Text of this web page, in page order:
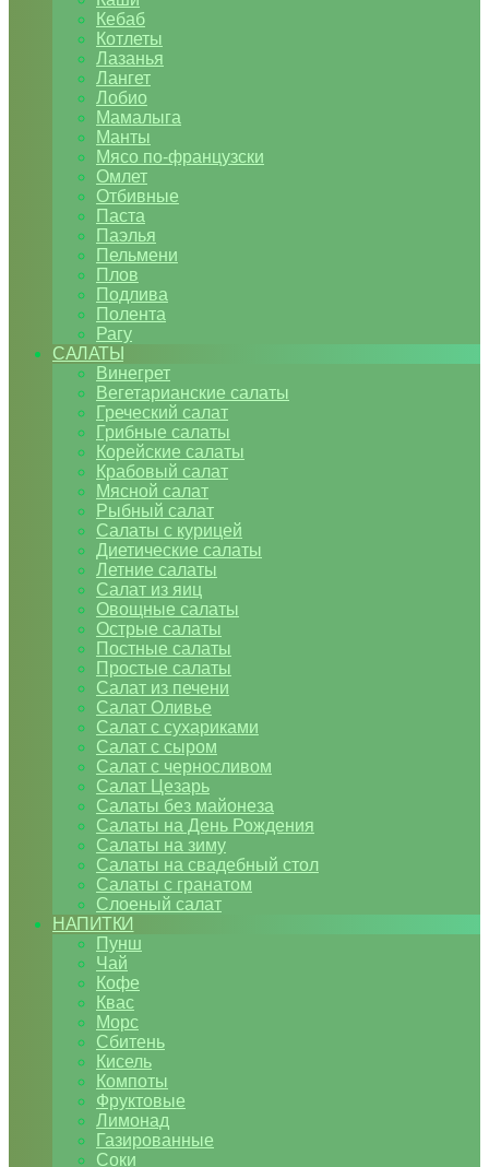
Кебаб
Котлеты
Лазанья
Лангет
Лобио
Мамалыга
Манты
Мясо по-французски
Омлет
Отбивные
Паста
Паэлья
Пельмени
Плов
Подлива
Полента
Рагу
САЛАТЫ
Винегрет
Вегетарианские салаты
Греческий салат
Грибные салаты
Корейские салаты
Крабовый салат
Мясной салат
Рыбный салат
Салаты с курицей
Диетические салаты
Летние салаты
Салат из яиц
Овощные салаты
Острые салаты
Постные салаты
Простые салаты
Салат из печени
Салат Оливье
Салат с сухариками
Салат с сыром
Салат с черносливом
Салат Цезарь
Салаты без майонеза
Салаты на День Рождения
Салаты на зиму
Салаты на свадебный стол
Салаты с гранатом
Слоеный салат
НАПИТКИ
Пунш
Чай
Кофе
Квас
Морс
Сбитень
Кисель
Компоты
Фруктовые
Лимонад
Газированные
Соки